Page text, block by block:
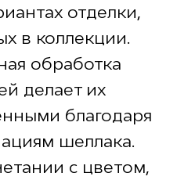
отделки,
в коллекции.
обработка
делает их
благодаря
шеллака.
с цветом,